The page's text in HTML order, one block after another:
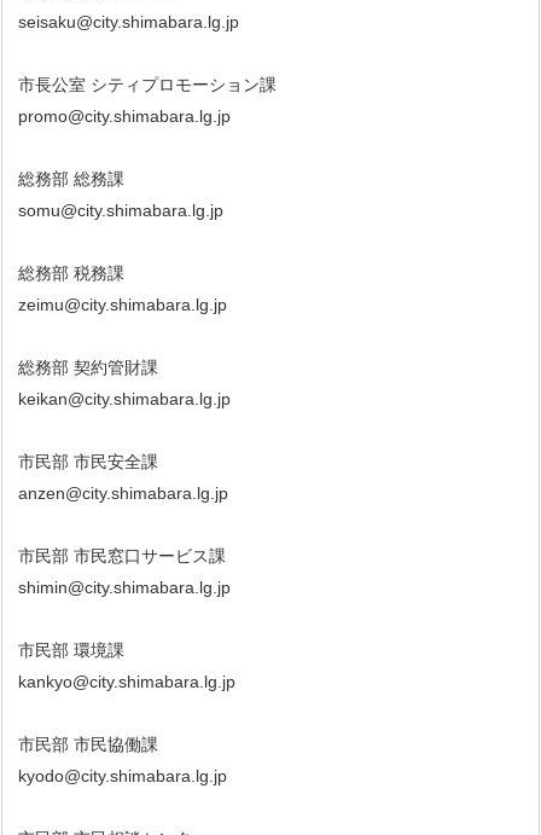
seisaku@city.shimabara.lg.jp
市長公室 シティプロモーション課
promo@city.shimabara.lg.jp
総務部 総務課
somu@city.shimabara.lg.jp
総務部 税務課
zeimu@city.shimabara.lg.jp
総務部 契約管財課
keikan@city.shimabara.lg.jp
市民部 市民安全課
anzen@city.shimabara.lg.jp
市民部 市民窓口サービス課
shimin@city.shimabara.lg.jp
市民部 環境課
kankyo@city.shimabara.lg.jp
市民部 市民協働課
kyodo@city.shimabara.lg.jp